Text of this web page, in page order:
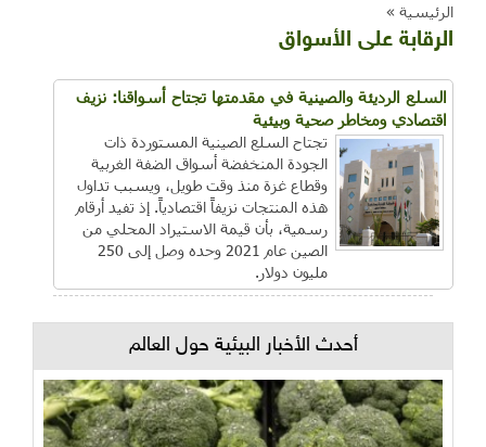
الرئيسية »
الرقابة على الأسواق
السلع الرديئة والصينية في مقدمتها تجتاح أسواقنا: نزيف
اقتصادي ومخاطر صحية وبيئية
تجتاح السلع الصينية المستوردة ذات
الجودة المنخفضة أسواق الضفة الغربية
وقطاع غزة منذ وقت طويل، ويسبب تداول
هذه المنتجات نزيفاً اقتصادياً. إذ تفيد أرقام
رسمية، بأن قيمة الاستيراد المحلي من
الصين عام 2021 وحده وصل إلى 250
مليون دولار.
أحدث الأخبار البيئية حول العالم